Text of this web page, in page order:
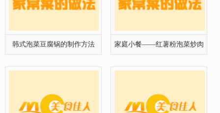
韩式泡菜豆腐锅的制作方法 家庭小餐——红薯粉泡菜炒肉
鲜虾泡菜炒饭的做法[有图] 泡菜粉丝的做法